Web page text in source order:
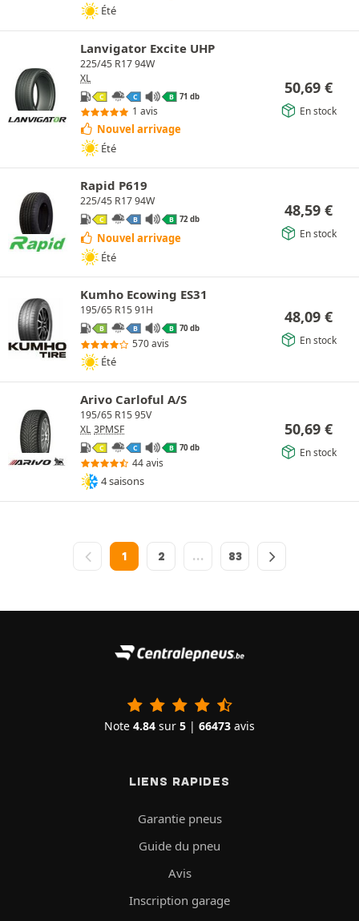
Été
Lanvigator Excite UHP
225/45 R17 94W
XL
C C B 71 db
1 avis
Nouvel arrivage
Été
50,69 €
En stock
Rapid P619
225/45 R17 94W
C B B 72 db
Nouvel arrivage
Été
48,59 €
En stock
Kumho Ecowing ES31
195/65 R15 91H
B B B 70 db
570 avis
Été
48,09 €
En stock
Arivo Carloful A/S
195/65 R15 95V
XL 3PMSF
C C B 70 db
44 avis
4 saisons
50,69 €
En stock
1 2 … 83
Note 4.84 sur 5 | 66473 avis
LIENS RAPIDES
Garantie pneus
Guide du pneu
Avis
Inscription garage